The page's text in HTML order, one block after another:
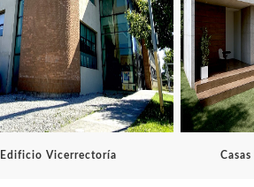
Edificio Vicerrectoría